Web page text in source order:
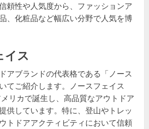
頼性や人気度から、ファッションア
、化粧品など幅広い分野で人気を博
イス
アブランドの代表格である「ノース
てご紹介します。ノースフェイス
リカで誕生し、高品質なアウトドア
供しています。特に、登山やトレッ
トドアアクティビティにおいて信頼